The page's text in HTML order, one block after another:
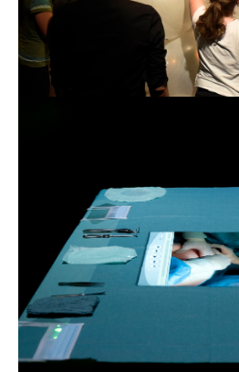
ANTZ! Ameisengesellschaften -